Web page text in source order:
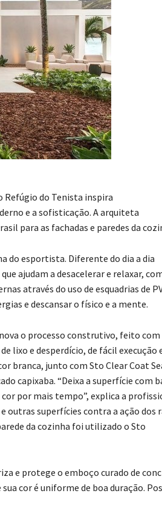
Refúgio do Tenista inspira
e a sofisticação. A arquiteta
para as fachadas e paredes da
do esportista. Diferente do dia a dia
ajudam a desacelerar e relaxar,
através do uso de esquadrias de
e descansar o físico e a mente.
o processo construtivo, feito com
lixo e desperdício, de fácil execução
branca, junto com Sto Clear Coat
capixaba. “Deixa a superfície com
por mais tempo”, explica a
outras superfícies contra a ação dos
da cozinha foi utilizado o Sto
e protege o emboço curado de
cor é uniforme de boa duração.